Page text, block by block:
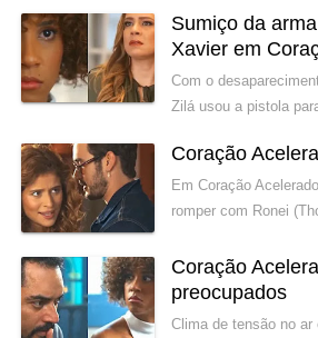
Sumiço da
Xavier em
Com o
Zilá usou a pistola
Coração
Em Coração
romper com Ronei
Coração
preocupados
Clima de tensão no